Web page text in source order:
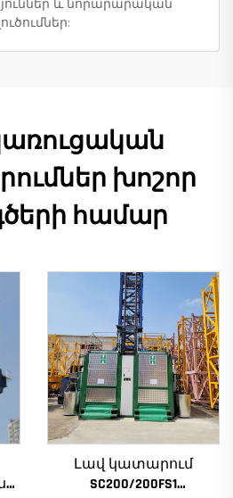
և նորարարական
խոշոր
համար
Լավ կատարում
SC200/200FS1